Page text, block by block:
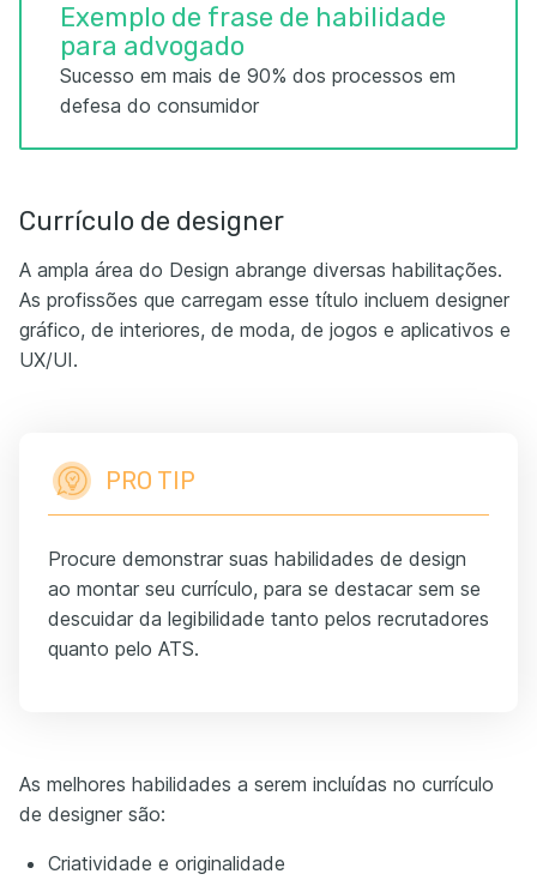
Exemplo de frase de habilidade
para advogado
Sucesso em mais de 90% dos processos em
defesa do consumidor
Currículo de designer
A ampla área do Design abrange diversas habilitações.
As profissões que carregam esse título incluem designer
gráfico, de interiores, de moda, de jogos e aplicativos e
UX/UI.
PRO TIP
Procure demonstrar suas habilidades de design
ao montar seu currículo, para se destacar sem se
descuidar da legibilidade tanto pelos recrutadores
quanto pelo ATS.
As melhores habilidades a serem incluídas no currículo
de designer são:
Criatividade e originalidade